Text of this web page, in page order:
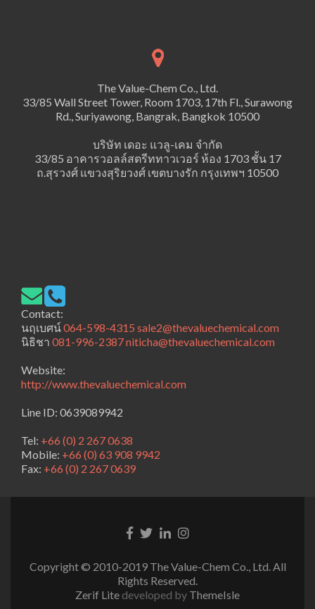
The Value-Chem Co., Ltd.
33/85 Wall Street Tower, Room 1703, 17th Fl., Surawong
Rd., Suriyawong, Bangrak, Bangkok 10500
บริษัท เดอะ แวลู-เคม จำกัด
33/85 อาคารวอลล์สตรีททาวเวอร์ ห้อง 1703 ชั้น 17
ถ.สุรวงศ์ แขวงสุริยวงศ์ เขตบางรัก กรุงเทพฯ 10500
Contact:
นฤเบศน์064-598-4315 sale2@thevaluechemical.com
นิธิชา 081-996-2387niticha@thevaluechemical.com
Website:
http://www.thevaluechemical.com
Line ID: 0639089942
Tel: +66 (0) 2 267 0638
Mobile: +66 (0) 63 908 9942
Fax: +66 (0) 2 267 0639
Facebook
link
Twitter
LinkedinInstagram
Copyright © 2010-2019 The Value-Chem Co., Ltd. All
Rights Reserved.
Zerif Lite developed by ThemeIsle